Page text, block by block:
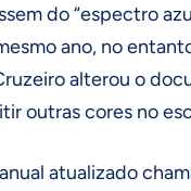
do “espectro
ano, no
alterou o
outras cores no
atualizado